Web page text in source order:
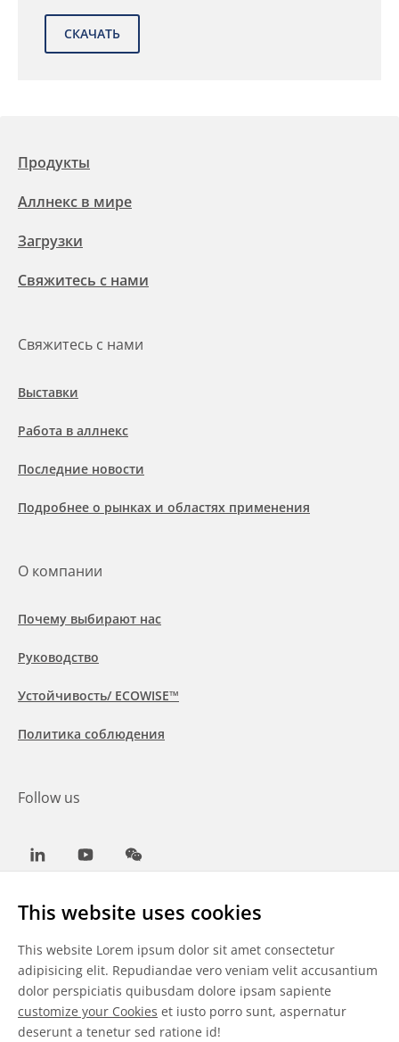
This website uses cookies
This website Lorem ipsum dolor sit amet consectetur
adipisicing elit. Repudiandae vero veniam velit accusantium
dolor perspiciatis quibusdam dolore ipsam sapiente
customize your Cookies et iusto porro sunt, aspernatur
deserunt a tenetur sed ratione id!
Продукты
Аллнекс в мире
Загрузки
Свяжитесь с нами
Свяжитесь с нами
Выставки
Работа в аллнекс
Последние новости
Подробнее о рынках и областях применения
О компании
Почему выбирают нас
Руководство
Устойчивость/ ECOWISE™
Политика соблюдения
Follow us
LinkedInYoutubeWeChat
Общие условия
Отказ от ответственности
Сведения о файлах cookie